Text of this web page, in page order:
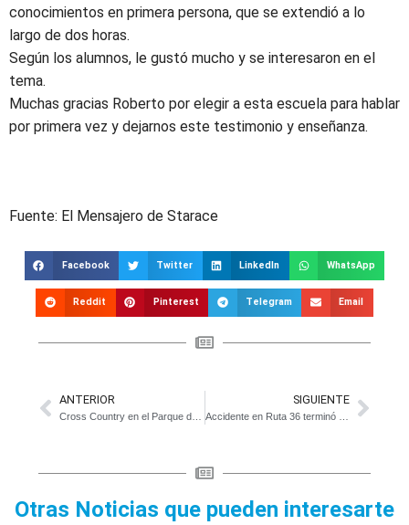
conocimientos en primera persona, que se extendió a lo
largo de dos horas.
Según los alumnos, le gustó mucho y se interesaron en el
tema.
Muchas gracias Roberto por elegir a esta escuela para hablar
por primera vez y dejarnos este testimonio y enseñanza.
Fuente: El Mensajero de Starace
Facebook Twitter LinkedIn WhatsApp
Reddit Pinterest Telegram Email
ANTERIOR SIGUIENTE
Otras Noticias que pueden interesarte